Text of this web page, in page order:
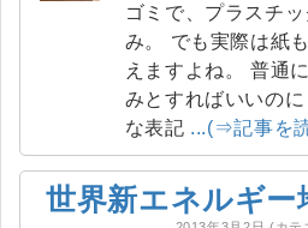
ゴミで、プラスチ
み。 でも実際は紙
えますよね。 普通
みとすればいいの
な表記 ...(⇒記事を
世界新エネルギー